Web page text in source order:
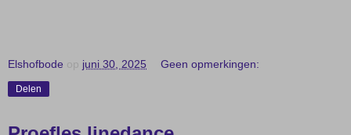
Elshofbode op juni 30, 2025 Geen opmerkingen:
Delen